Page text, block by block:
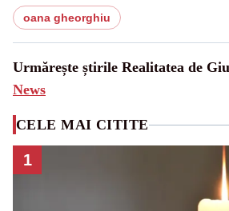
oana gheorghiu
Urmărește știrile Realitatea de
News
CELE MAI CITITE
1